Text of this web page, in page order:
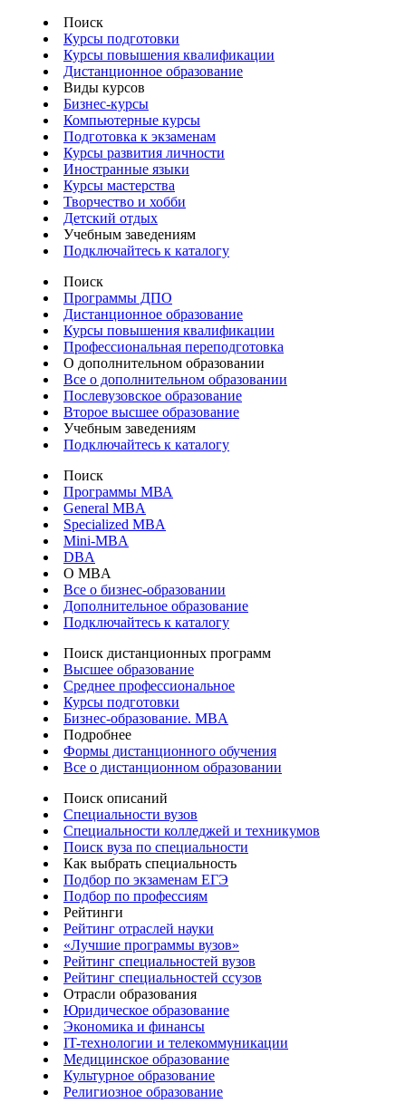
Поиск
Курсы подготовки
Курсы повышения квалификации
Дистанционное образование
Виды курсов
Бизнес-курсы
Компьютерные курсы
Подготовка к экзаменам
Курсы развития личности
Иностранные языки
Курсы мастерства
Творчество и хобби
Детский отдых
Учебным заведениям
Подключайтесь к каталогу
Поиск
Программы ДПО
Дистанционное образование
Курсы повышения квалификации
Профессиональная переподготовка
О дополнительном образовании
Все о дополнительном образовании
Послевузовское образование
Второе высшее образование
Учебным заведениям
Подключайтесь к каталогу
Поиск
Программы МВА
General MBA
Specialized MBA
Mini-MBA
DBA
О MBA
Все о бизнес-образовании
Дополнительное образование
Подключайтесь к каталогу
Поиск дистанционных программ
Высшее образование
Среднее профессиональное
Курсы подготовки
Бизнес-образование. MBA
Подробнее
Формы дистанционного обучения
Все о дистанционном образовании
Поиск описаний
Специальности вузов
Специальности колледжей и техникумов
Поиск вуза по специальности
Как выбрать специальность
Подбор по экзаменам ЕГЭ
Подбор по профессиям
Рейтинги
Рейтинг отраслей науки
«Лучшие программы вузов»
Рейтинг специальностей вузов
Рейтинг специальностей ссузов
Отрасли образования
Юридическое образование
Экономика и финансы
IT-технологии и телекоммуникации
Медицинское образование
Культурное образование
Религиозное образование